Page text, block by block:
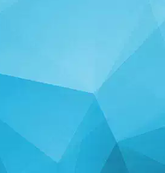
СТАТИСТИКА